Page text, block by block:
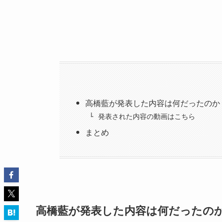
高橋藍が発表した内容は何だったのか
発表された内容の動画はこちら
まとめ
高橋藍が発表した内容は何だったの